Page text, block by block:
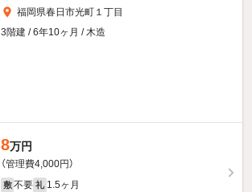
福岡県春日市光町１丁目
3階建 / 6年10ヶ月 / 木造
8万円
（管理費4,000円）
敷 不要 礼 1.5ヶ月